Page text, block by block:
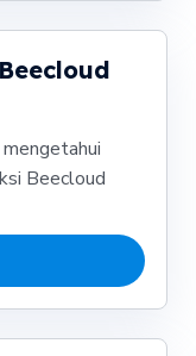
Beecloud